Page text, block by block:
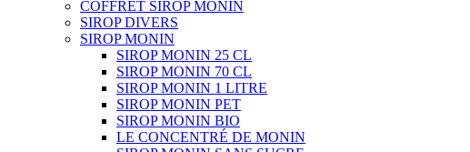
COFFRET SIROP MONIN
SIROP DIVERS
SIROP MONIN
SIROP MONIN 25 CL
SIROP MONIN 70 CL
SIROP MONIN 1 LITRE
SIROP MONIN PET
SIROP MONIN BIO
LE CONCENTRÉ DE MONIN